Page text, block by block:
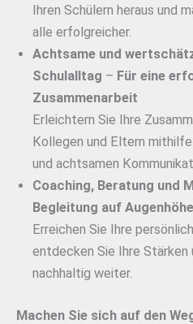
Ihren Schülern heraus und
alle erfolgreicher.
Achtsame und
Schulalltag – Für eine
Zusammenarbeit
Erleichtern Sie Ihre
Kollegen und Eltern
und achtsamen
Coaching, Beratung und
Begleitung auf Augenhöhe
Erreichen Sie Ihre
entdecken Sie Ihre Stärken
nachhaltig weiter.
Machen Sie sich auf den